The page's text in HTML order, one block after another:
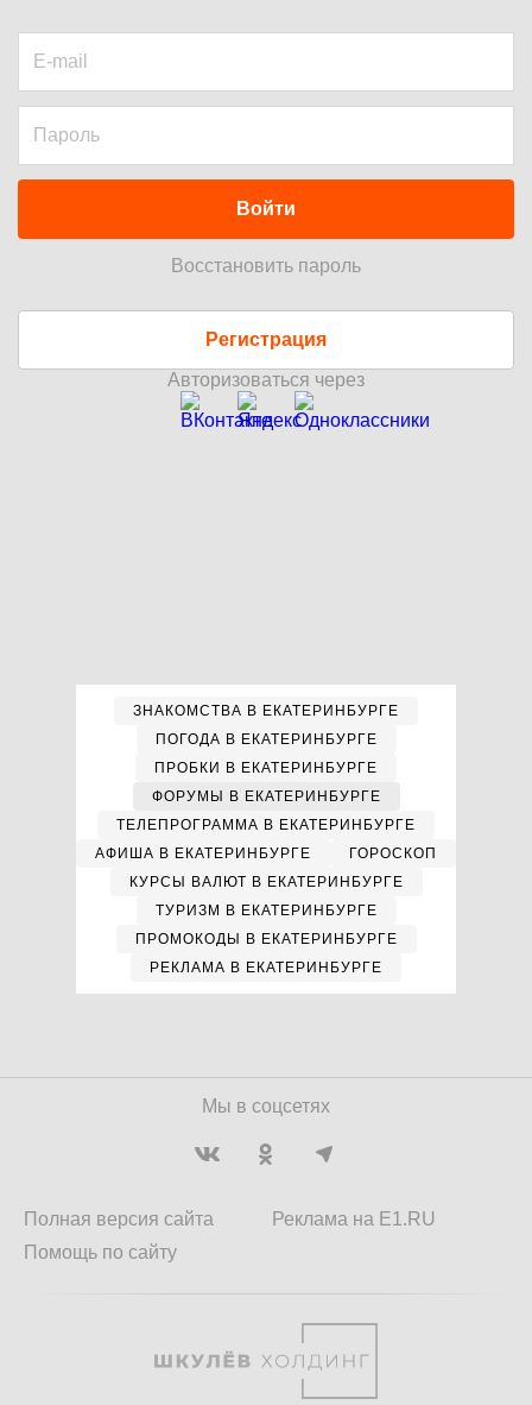
Войти
Восстановить пароль
Регистрация
Авторизоваться через
ЗНАКОМСТВА В ЕКАТЕРИНБУРГЕ
ПОГОДА В ЕКАТЕРИНБУРГЕ
ПРОБКИ В ЕКАТЕРИНБУРГЕ
ФОРУМЫ В ЕКАТЕРИНБУРГЕ
ТЕЛЕПРОГРАММА В ЕКАТЕРИНБУРГЕ
АФИША В ЕКАТЕРИНБУРГЕ
ГОРОСКОП
КУРСЫ ВАЛЮТ В ЕКАТЕРИНБУРГЕ
ТУРИЗМ В ЕКАТЕРИНБУРГЕ
ПРОМОКОДЫ В ЕКАТЕРИНБУРГЕ
РЕКЛАМА В ЕКАТЕРИНБУРГЕ
Мы в соцсетях
Полная версия сайта
Помощь по сайту
Реклама на E1.RU